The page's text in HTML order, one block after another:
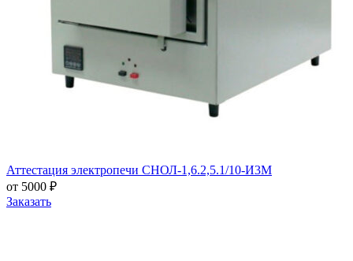
Аттестация электропечи СНОЛ-1,6.2,5.1/10-И3М
от 5000 ₽
Заказать